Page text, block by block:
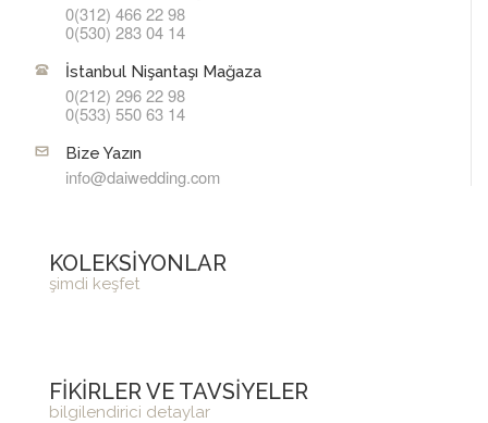
0(312) 466 22 98
0(530) 283 04 14
İstanbul Nişantaşı Mağaza
0(212) 296 22 98
0(533) 550 63 14
Bize Yazın
info@daiwedding.com
KOLEKSİYONLAR
şimdi keşfet
FİKİRLER VE TAVSİYELER
bilgilendirici detaylar